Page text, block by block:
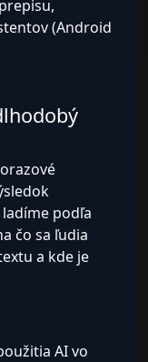
(Android
podľa
čo sa ľudia
a kde je
AI vo